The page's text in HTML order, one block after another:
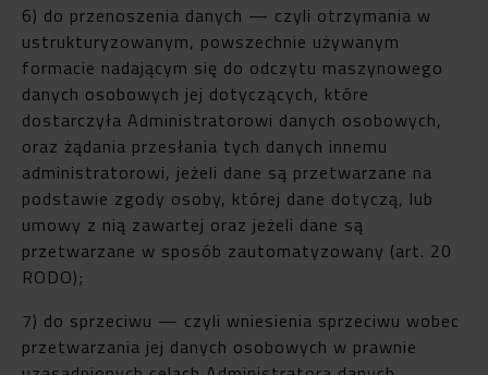
6) do przenoszenia danych — czyli otrzymania w
ustrukturyzowanym, powszechnie używanym
formacie nadającym się do odczytu maszynowego
danych osobowych jej dotyczących, które
dostarczyła Administratorowi danych osobowych,
oraz żądania przesłania tych danych innemu
administratorowi, jeżeli dane są przetwarzane na
podstawie zgody osoby, której dane dotyczą, lub
umowy z nią zawartej oraz jeżeli dane są
przetwarzane w sposób zautomatyzowany (art. 20
RODO);
7) do sprzeciwu — czyli wniesienia sprzeciwu wobec
przetwarzania jej danych osobowych w prawnie